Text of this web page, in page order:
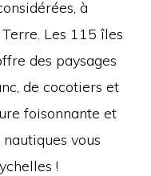
à
Les 115 îles
des paysages
de cocotiers et
foisonnante et
vous
!